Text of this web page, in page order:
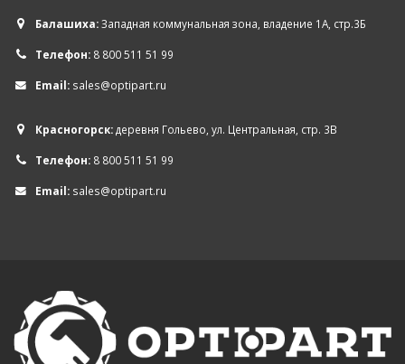
Балашиха:Западная коммунальная зона, владение 1А, стр.3Б
Телефон: 8 800 511 51 99
Email: sales@optipart.ru
Красногорск:деревня Гольево, ул. Центральная, стр. 3В
Телефон: 8 800 511 51 99
Email: sales@optipart.ru